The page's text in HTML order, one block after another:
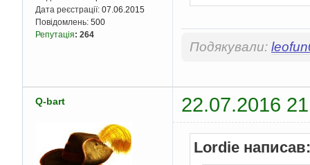
Дата реєстрації: 07.06.2015
Повідомлень: 500
Репутація: 264
Подякували:
Q-bart 22.07.2016
Lordie написав: